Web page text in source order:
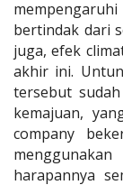
bertindak dari
juga, efek
akhir ini.
tersebut
kemajuan,
company
harapannya